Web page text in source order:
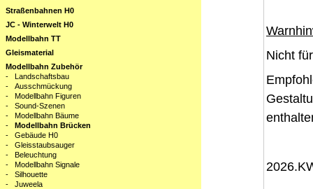
Straßenbahnen H0
JC - Winterwelt H0
Modellbahn TT
Gleismaterial
Modellbahn Zubehör
- Landschaftsbau
- Ausschmückung
- Modellbahn Figuren
- Sound-Szenen
- Modellbahn Bäume
- Modellbahn Brücken
- Gebäude H0
- Gleisstaubsauger
- Beleuchtung
- Modellbahn Signale
- Silhouette
- Juweela
Nicht